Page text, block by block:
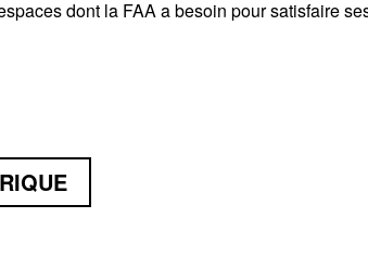
dont la FAA a besoin pour satisfaire